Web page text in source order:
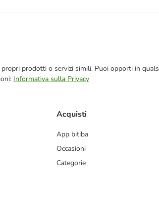
prodotti o servizi simili. Puoi opporti in
Informativa sulla Privacy
Acquisti
App bitiba
Occasioni
Categorie